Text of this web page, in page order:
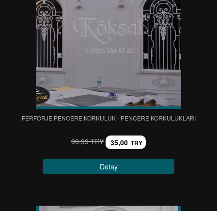
FERFORJE PENCERE KORKULUK - PENCERE KORKULUKLARI
99,99 TRY 35,00 TRY
Detay